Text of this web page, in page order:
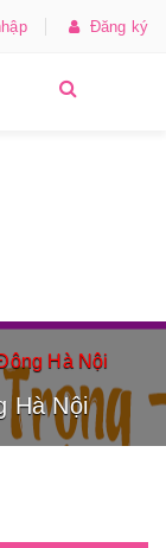
Đăng ký
Hà Nội
Hà Nội